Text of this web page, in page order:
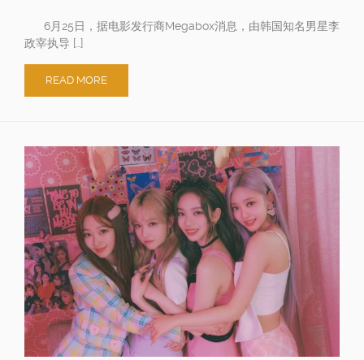
6月25日，据电影发行商Megabox消息，由韩国知名男星李
政宰执导 […]
READ MORE